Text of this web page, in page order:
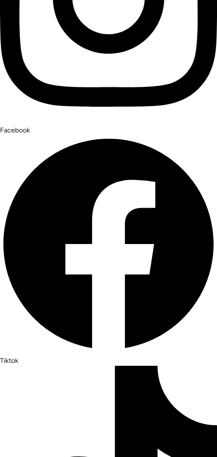
Facebook
Tiktok